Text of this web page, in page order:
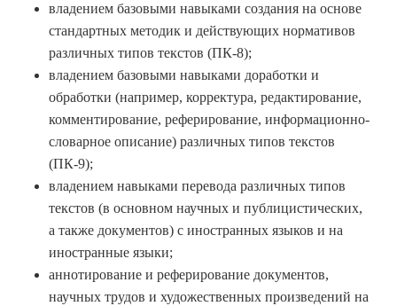
владением базовыми навыками создания на основе
стандартных методик и действующих нормативов
различных типов текстов (ПК-8);
владением базовыми навыками доработки и
обработки (например, корректура, редактирование,
комментирование, реферирование, информационно-
словарное описание) различных типов текстов
(ПК-9);
владением навыками перевода различных типов
текстов (в основном научных и публицистических,
а также документов) с иностранных языков и на
иностранные языки;
аннотирование и реферирование документов,
научных трудов и художественных произведений на